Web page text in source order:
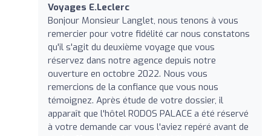
Voyages E.Leclerc
Bonjour Monsieur Langlet, nous tenons à vous
remercier pour votre fidélité car nous constatons
qu'il s'agit du deuxième voyage que vous
réservez dans notre agence depuis notre
ouverture en octobre 2022. Nous vous
remercions de la confiance que vous nous
témoignez. Après étude de votre dossier, il
apparaît que l'hôtel RODOS PALACE a été réservé
à votre demande car vous l'aviez repéré avant de